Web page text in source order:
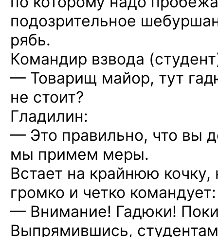
подозрительное
рябь.
Командир взвода
— Товарищ майор, тут
не стоит?
Гладилин:
— Это правильно, что вы
мы примем меры.
Встает на крайнюю
громко и четко командует:
— Внимание! Гадюки!
Выпрямившись,